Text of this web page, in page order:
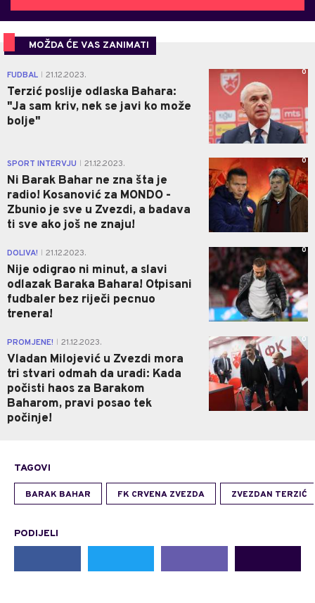
MOŽDA ĆE VAS ZANIMATI
FUDBAL 21.12.2023.
Terzić poslije odlaska Bahara:
"Ja sam kriv, nek se javi ko može
bolje"
0
SPORT INTERVJU 21.12.2023.
Ni Barak Bahar ne zna šta je
radio! Kosanović za MONDO -
Zbunio je sve u Zvezdi, a badava
ti sve ako još ne znaju!
0
DOLIVA! 21.12.2023.
Nije odigrao ni minut, a slavi
odlazak Baraka Bahara! Otpisani
fudbaler bez riječi pecnuo
trenera!
0
PROMJENE! 21.12.2023.
Vladan Milojević u Zvezdi mora
tri stvari odmah da uradi: Kada
počisti haos za Barakom
Baharom, pravi posao tek
počinje!
0
TAGOVI
BARAK BAHAR FK CRVENA ZVEZDA ZVEZDAN TERZIĆ
PODIJELI